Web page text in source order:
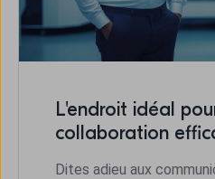
L'endroit idéal
collaboration
Dites adieu aux